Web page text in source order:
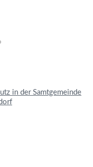
in der Samtgemeinde